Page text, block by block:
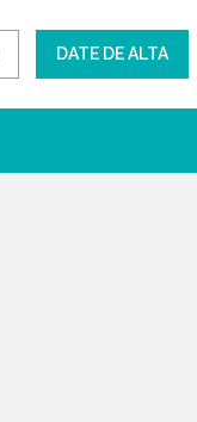
DATE DE ALTA